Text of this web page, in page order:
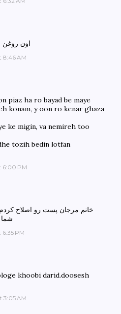
اون
8:46 AM
piaz ha ro bayad be maye
konam, y oon ro kenar ghaza
ke migin, va nemireh too
tozih bedin lotfan
6:00 PM
خانم مرجان پست رو اصلاح کردم
6:35 PM
khoobi darid.doosesh
3:05 AM